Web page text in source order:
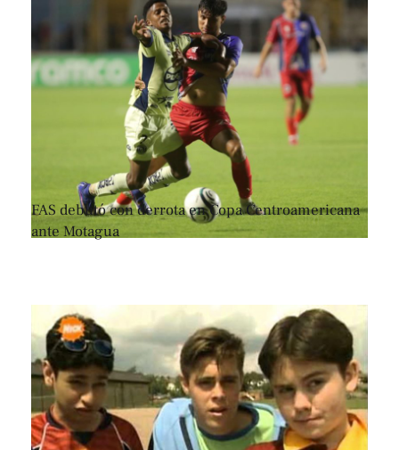
FAS debutó con derrota en Copa Centroamericana
ante Motagua